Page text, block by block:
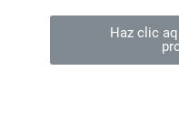
Haz clic